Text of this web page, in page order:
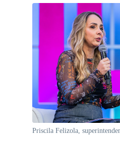
Priscila Felizola,